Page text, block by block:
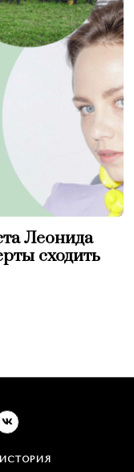
Леонида
сходить
ИСТОРИЯ